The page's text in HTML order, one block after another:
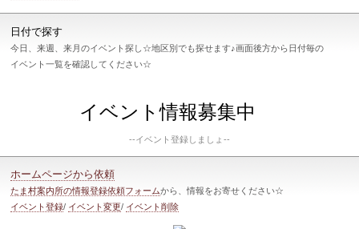
日付で探す
今日、来週、来月のイベント探し☆地区別でも探せます♪画面後方から日付毎の
イベント一覧を確認してください☆
イベント情報募集中
--イベント登録しましょ--
ホームページから依頼
たま村案内所の情報登録依頼フォームから、情報をお寄せください☆
イベント登録/ イベント変更/ イベント削除